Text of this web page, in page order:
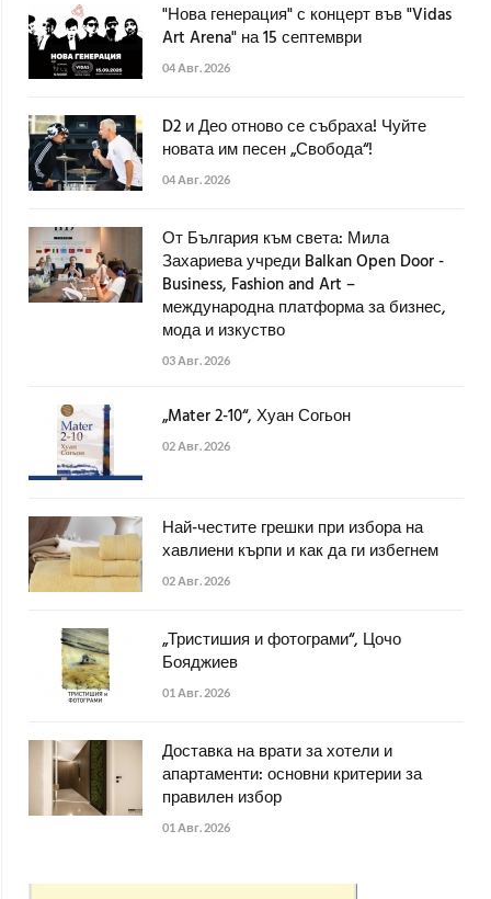
"Нова генерация" с концерт във "Vidas
Art Arena" на 15 септември
04 Авг. 2026
D2 и Део отново се събраха! Чуйте
новата им песен „Свобода“!
04 Авг. 2026
От България към света: Мила
Захариева учреди Balkan Open Door -
Business, Fashion and Art –
международна платформа за бизнес,
мода и изкуство
03 Авг. 2026
„Mater 2-10“, Хуан Согьон
02 Авг. 2026
Най-честите грешки при избора на
хавлиени кърпи и как да ги избегнем
02 Авг. 2026
„Тристишия и фотограми“, Цочо
Бояджиев
01 Авг. 2026
Доставка на врати за хотели и
апартаменти: основни критерии за
правилен избор
01 Авг. 2026